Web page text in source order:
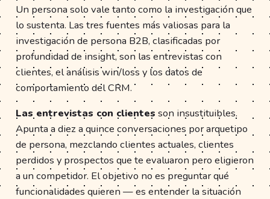
Un persona solo vale tanto como la investigación que
lo sustenta. Las tres fuentes más valiosas para la
investigación de persona B2B, clasificadas por
profundidad de insight, son las entrevistas con
clientes, el análisis win/loss y los datos de
comportamiento del CRM.
Las entrevistas con clientes son insustituibles.
Apunta a diez a quince conversaciones por arquetipo
de persona, mezclando clientes actuales, clientes
perdidos y prospectos que te evaluaron pero eligieron
a un competidor. El objetivo no es preguntar qué
funcionalidades quieren — es entender la situación